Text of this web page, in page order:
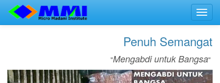
Penuh Semangat
"Mengabdi untuk Bangsa"